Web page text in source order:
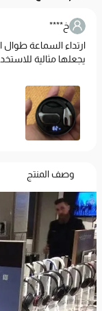
خ****
ارتداء السماعة طوال
يجعلها مثالية
وصف المنتج